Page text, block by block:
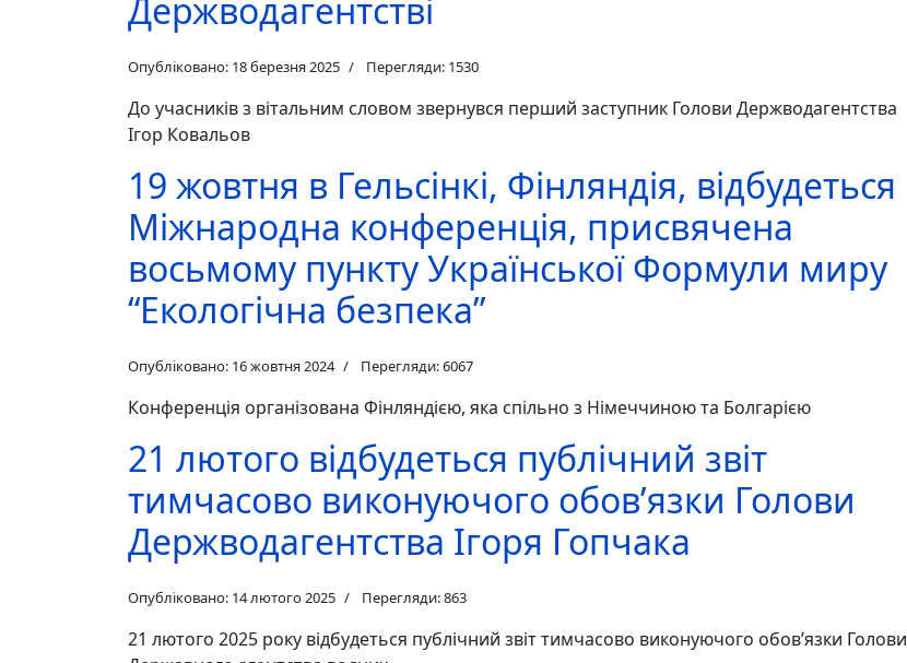
Держводагентстві
Опубліковано: 18 березня 2025 Перегляди: 1530
До учасників з вітальним словом звернувся перший заступник Голови Держводагентства
Ігор Ковальов
19 жовтня в Гельсінкі, Фінляндія, відбудеться
Міжнародна конференція, присвячена
восьмому пункту Української Формули миру
“Екологічна безпека”
Опубліковано: 16 жовтня 2024 Перегляди: 6067
Конференція організована Фінляндією, яка спільно з Німеччиною та Болгарією
21 лютого відбудеться публічний звіт
тимчасово виконуючого обов’язки Голови
Держводагентства Ігоря Гопчака
Опубліковано: 14 лютого 2025 Перегляди: 863
21 лютого 2025 року відбудеться публічний звіт тимчасово виконуючого обов’язки Голови